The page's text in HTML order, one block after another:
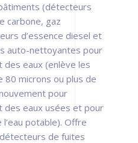
(détecteurs
carbone, gaz
d’essence diesel et
auto-nettoyantes pour
des eaux (enlève les
80 microns ou plus de
pour
des eaux usées et pour
potable). Offre
de fuites